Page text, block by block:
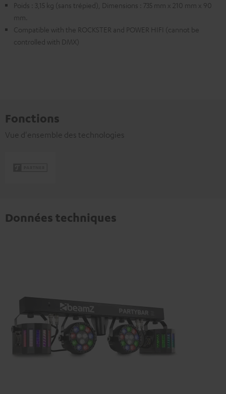
Poids : 3,15 kg (sans trépied), Dimensions : 735 mm x 210 mm x 90
mm.
Compatible with the ROCKSTER and POWER HIFI (cannot be
controlled with DMX)
Fonctions
Vue d'ensemble des technologies
Données techniques